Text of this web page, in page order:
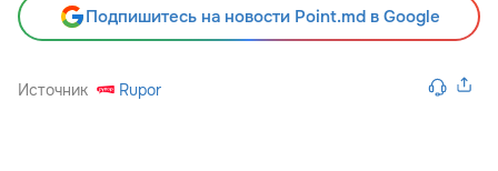
Подпишитесь на новости Point.md в Google
Источник Rupor